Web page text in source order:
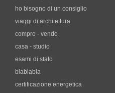
ho bisogno di un consiglio
viaggi di architettura
compro - vendo
casa - studio
esami di stato
blablabla
certificazione energetica